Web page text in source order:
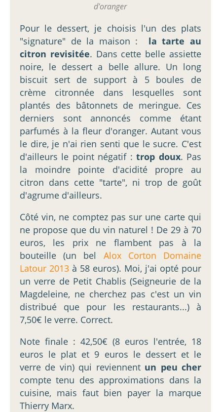
d'oranger
Pour le dessert, je choisis l'un des plats
"signature" de la maison :
la tarte au
citron revisitée. Dans cette belle assiette
noire, le dessert a belle allure. Un long
biscuit sert de support à 5 boules de
crème citronnée dans lesquelles sont
plantés des bâtonnets de meringue. Ces
derniers sont annoncés comme étant
parfumés à la fleur d'oranger. Autant vous
le dire, je n'ai rien senti que le sucre. C'est
d'ailleurs le point négatif : trop doux. Pas
la moindre pointe d'acidité propre au
citron dans cette "tarte", ni trop de goût
d'agrume d'ailleurs.
Côté vin, ne comptez pas sur une carte qui
ne propose que du vin naturel ! De 29 à 70
euros, les prix ne flambent pas à la
bouteille (un bel Alox Corton Domaine
Latour 2013 à 58 euros). Moi, j'ai opté pour
un verre de Petit Chablis (Seigneurie de la
Magdeleine, ne cherchez pas c'est un vin
distribué que pour les restaurants...) à
7,50€ le verre. Correct.
Note finale : 42,50€ (8 euros l'entrée, 18
euros le plat et 9 euros le dessert et le
verre de vin) qui reviennent un peu cher
compte tenu des approximations dans la
cuisine, mais faut bien payer la marque
Thierry Marx.